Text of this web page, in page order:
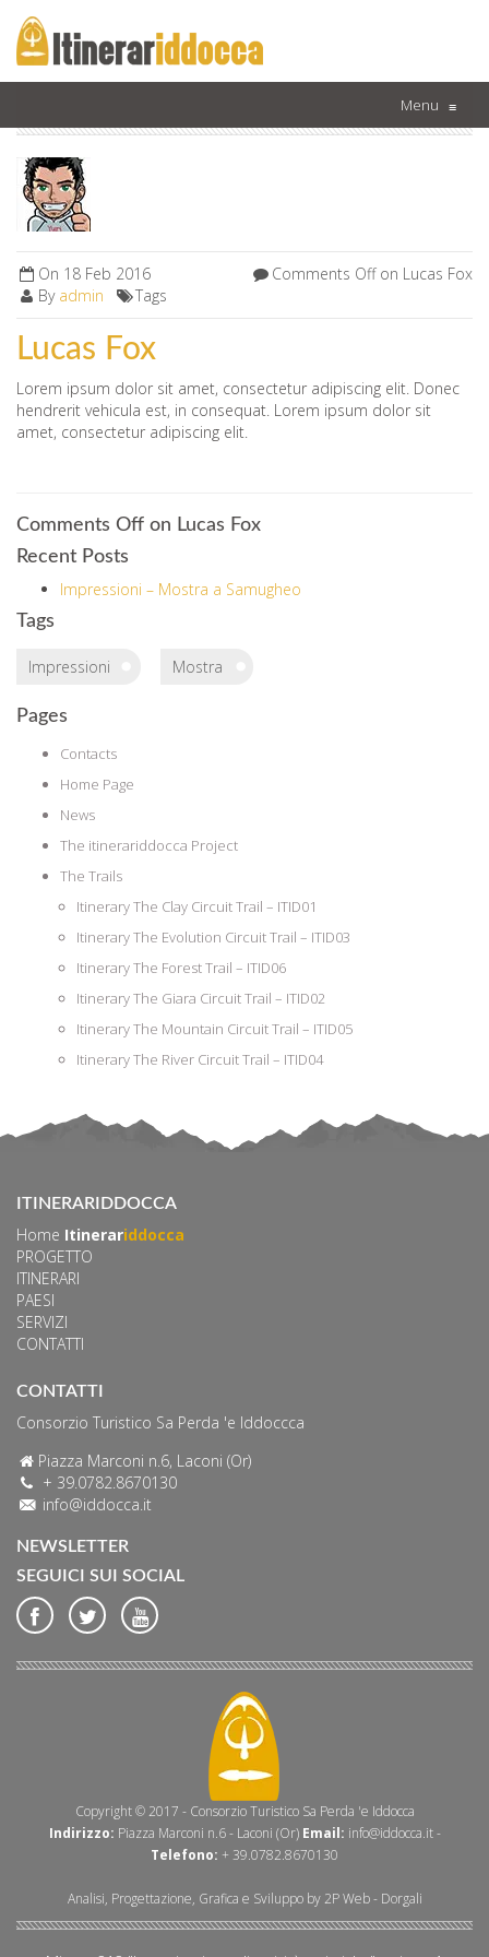
Menu ≡
On 18 Feb 2016
By admin Tags
Comments Offon Lucas Fox
Lucas Fox
Lorem ipsum dolor sit amet, consectetur adipiscing elit. Donec
hendrerit vehicula est, in consequat. Lorem ipsum dolor sit
amet, consectetur adipiscing elit.
Comments Off on Lucas Fox
Recent Posts
Impressioni – Mostra a Samugheo
Tags
Impressioni Mostra
Pages
Contacts
Home Page
News
The itinerariddocca Project
The Trails
Itinerary The Clay Circuit Trail – ITID01
Itinerary The Evolution Circuit Trail – ITID03
Itinerary The Forest Trail – ITID06
Itinerary The Giara Circuit Trail – ITID02
Itinerary The Mountain Circuit Trail – ITID05
Itinerary The River Circuit Trail – ITID04
ITINERARIDDOCCA
Home Itinerariddocca
PROGETTO
ITINERARI
PAESI
SERVIZI
CONTATTI
CONTATTI
Consorzio Turistico Sa Perda 'e Iddoccca
Piazza Marconi n.6, Laconi (Or)
+ 39.0782.8670130
info@iddocca.it
NEWSLETTER
SEGUICI SUI SOCIAL
Copyright © 2017 - Consorzio Turistico Sa Perda 'e Iddocca
Indirizzo: Piazza Marconi n.6 - Laconi (Or) Email: info@iddocca.it-
Telefono: + 39.0782.8670130
Analisi, Progettazione, Grafica e Sviluppo by2P Web- Dorgali